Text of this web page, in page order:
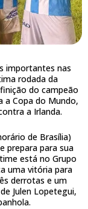
importantes nas
rodada da
do campeão
a Copa do Mundo,
a Irlanda.
de Brasília)
prepara para sua
está no Grupo
uma vitória para
derrotas e um
Julen Lopetegui,